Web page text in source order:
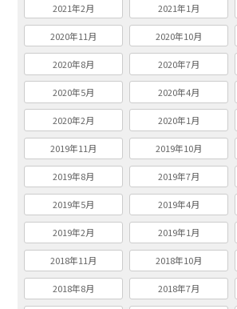
2021年2月 2021年1月
2020年11月 2020年10月
2020年8月 2020年7月
2020年5月 2020年4月
2020年2月 2020年1月
2019年11月 2019年10月
2019年8月 2019年7月
2019年5月 2019年4月
2019年2月 2019年1月
2018年11月 2018年10月
2018年8月 2018年7月